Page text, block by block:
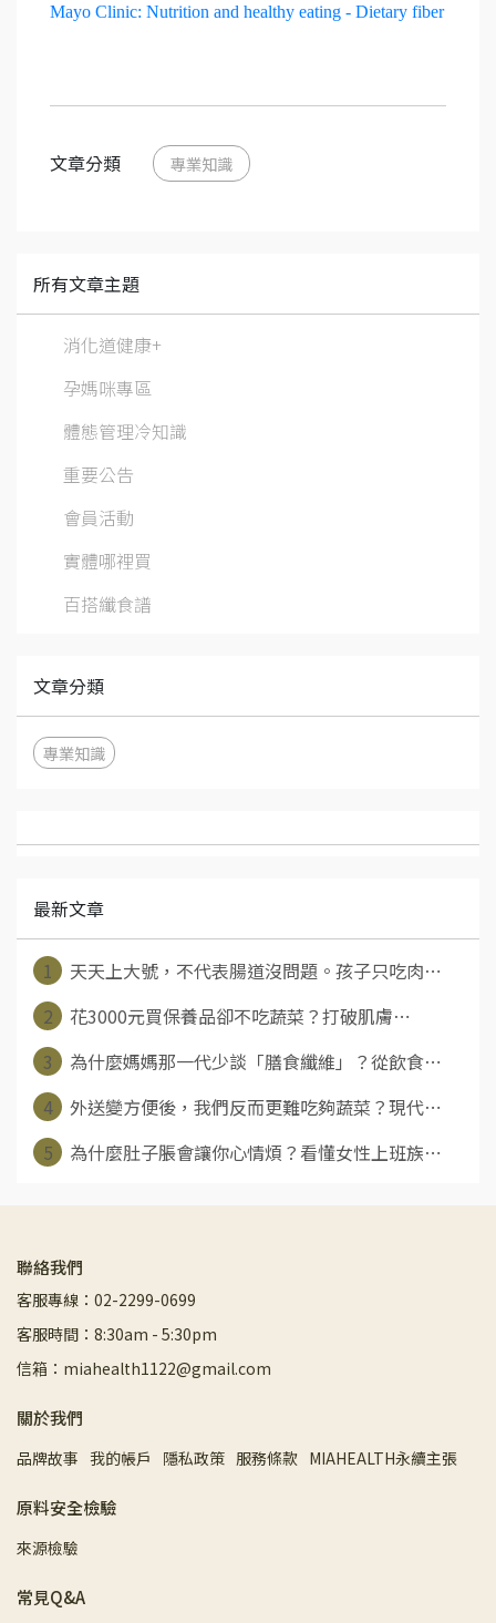
Mayo Clinic: Nutrition and healthy eating - Dietary fiber
文章分類 專業知識
所有文章主題
消化道健康+
孕媽咪專區
體態管理冷知識
重要公告
會員活動
實體哪裡買
百搭纖食譜
文章分類
專業知識
最新文章
1
天天上大號，不代表腸道沒問題。孩子只吃肉⋯
2
花3000元買保養品卻不吃蔬菜？打破肌膚⋯
3
為什麼媽媽那一代少談「膳食纖維」？從飲食⋯
4
外送變方便後，我們反而更難吃夠蔬菜？現代⋯
5
為什麼肚子脹會讓你心情煩？看懂女性上班族⋯
聯絡我們
客服專線：02-2299-0699
客服時間：8:30am - 5:30pm
信箱：miahealth1122@gmail.com
關於我們
品牌故事 我的帳戶 隱私政策 服務條款 MIAHEALTH永續主張
原料安全檢驗
來源檢驗
常見Q&A